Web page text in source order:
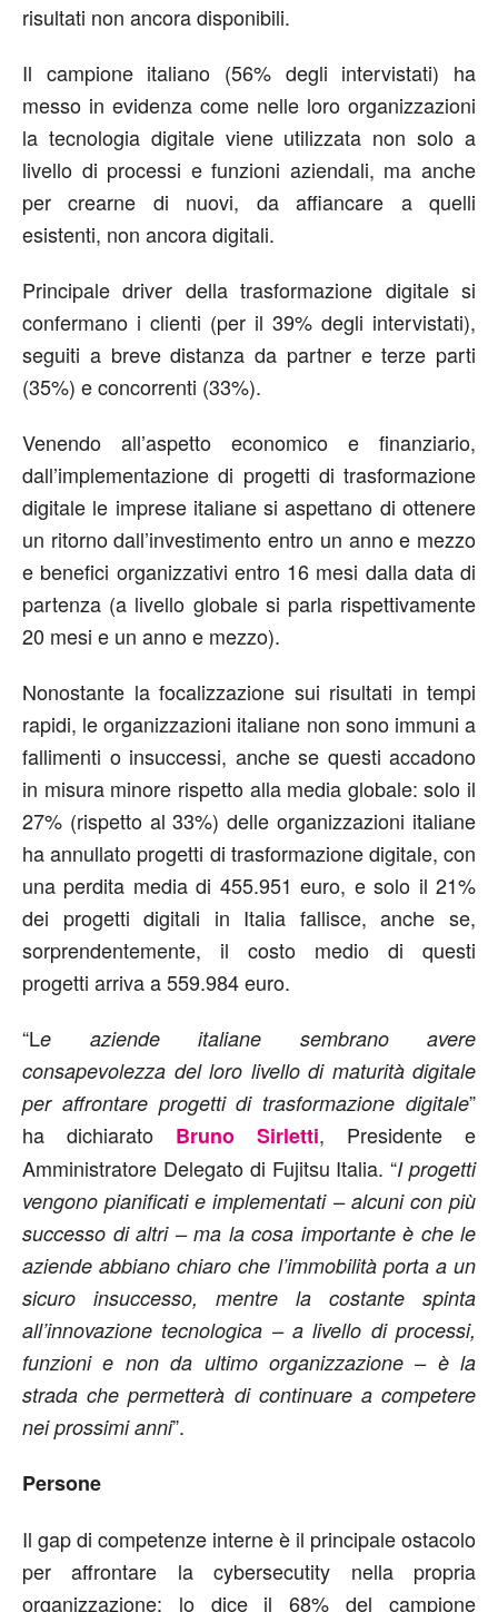
risultati non ancora disponibili.
Il campione italiano (56% degli intervistati) ha
messo in evidenza come nelle loro organizzazioni
la tecnologia digitale viene utilizzata non solo a
livello di processi e funzioni aziendali, ma anche
per crearne di nuovi, da affiancare a quelli
esistenti, non ancora digitali.
Principale driver della trasformazione digitale si
confermano i clienti (per il 39% degli intervistati),
seguiti a breve distanza da partner e terze parti
(35%) e concorrenti (33%).
Venendo all’aspetto economico e finanziario,
dall’implementazione di progetti di trasformazione
digitale le imprese italiane si aspettano di ottenere
un ritorno dall’investimento entro un anno e mezzo
e benefici organizzativi entro 16 mesi dalla data di
partenza (a livello globale si parla rispettivamente
20 mesi e un anno e mezzo).
Nonostante la focalizzazione sui risultati in tempi
rapidi, le organizzazioni italiane non sono immuni a
fallimenti o insuccessi, anche se questi accadono
in misura minore rispetto alla media globale: solo il
27% (rispetto al 33%) delle organizzazioni italiane
ha annullato progetti di trasformazione digitale, con
una perdita media di 455.951 euro, e solo il 21%
dei progetti digitali in Italia fallisce, anche se,
sorprendentemente, il costo medio di questi
progetti arriva a 559.984 euro.
“Le aziende italiane sembrano avere
consapevolezza del loro livello di maturità digitale
per affrontare progetti di trasformazione digitale”
ha dichiarato Bruno Sirletti, Presidente e
Amministratore Delegato di Fujitsu Italia. “I progetti
vengono pianificati e implementati – alcuni con più
successo di altri – ma la cosa importante è che le
aziende abbiano chiaro che l’immobilità porta a un
sicuro insuccesso, mentre la costante spinta
all’innovazione tecnologica – a livello di processi,
funzioni e non da ultimo organizzazione – è la
strada che permetterà di continuare a competere
nei prossimi anni”.
Persone
Il gap di competenze interne è il principale ostacolo
per affrontare la cybersecutity nella propria
organizzazione: lo dice il 68% del campione